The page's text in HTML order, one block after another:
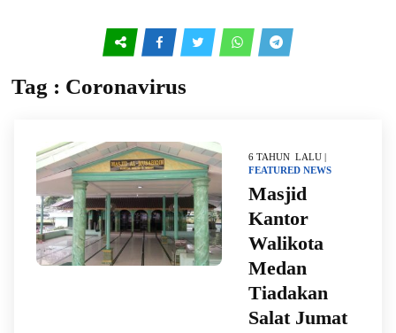
Tag : Coronavirus
6 TAHUN LALU |
FEATURED NEWS
Masjid
Kantor
Walikota
Medan
Tiadakan
Salat Jumat